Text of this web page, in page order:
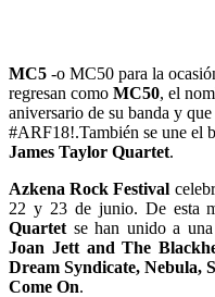
MC5 -o MC50 para la
regresan como MC50, el
aniversario de su banda y
#ARF18!.También se une el
James Taylor Quartet.
Azkena Rock Festival
22 y 23 de junio. De esta
Quartet se han unido a
Joan Jett and The
Dream Syndicate, Nebula,
Come On.